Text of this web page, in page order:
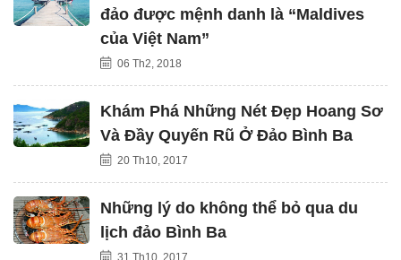
đảo được mệnh danh là “Maldives
của Việt Nam”
06 Th2, 2018
Khám Phá Những Nét Đẹp Hoang Sơ
Và Đầy Quyến Rũ Ở Đảo Bình Ba
20 Th10, 2017
Những lý do không thể bỏ qua du
lịch đảo Bình Ba
31 Th10, 2017